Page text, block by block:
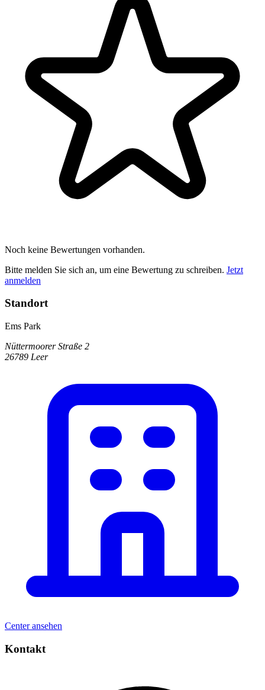
Noch keine Bewertungen vorhanden.
Bitte melden Sie sich an, um eine Bewertung zu schreiben. Jetzt
anmelden
Standort
Ems Park
Nüttermoorer Straße 2
26789 Leer
Center ansehen
Kontakt